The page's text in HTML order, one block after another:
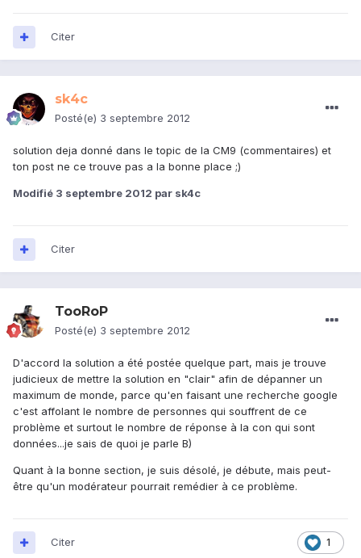
Citer
sk4c
Posté(e) 3 septembre 2012
solution deja donné dans le topic de la CM9 (commentaires) et
ton post ne ce trouve pas a la bonne place ;)
Modifié 3 septembre 2012 par sk4c
Citer
TooRoP
Posté(e) 3 septembre 2012
D'accord la solution a été postée quelque part, mais je trouve
judicieux de mettre la solution en "clair" afin de dépanner un
maximum de monde, parce qu'en faisant une recherche google
c'est affolant le nombre de personnes qui souffrent de ce
problème et surtout le nombre de réponse à la con qui sont
données...je sais de quoi je parle B)
Quant à la bonne section, je suis désolé, je débute, mais peut-
être qu'un modérateur pourrait remédier à ce problème.
1
Citer